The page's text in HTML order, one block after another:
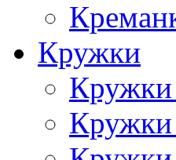
Кружки
Кружки
Кружки